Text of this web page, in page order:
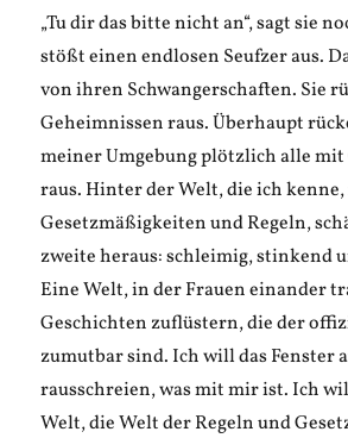
„Tu dir das bitte nicht an“, sagt sie
stößt einen endlosen Seufzer aus.
von ihren Schwangerschaften. Sie
Geheimnissen raus. Überhaupt
meiner Umgebung plötzlich alle
raus. Hinter der Welt, die ich
Gesetzmäßigkeiten und Regeln,
zweite heraus: schleimig, stinkend
Eine Welt, in der Frauen einander
Geschichten zuflüstern, die der
zumutbar sind. Ich will das Fenster
rausschreien, was mit mir ist. Ich
Welt, die Welt der Regeln und